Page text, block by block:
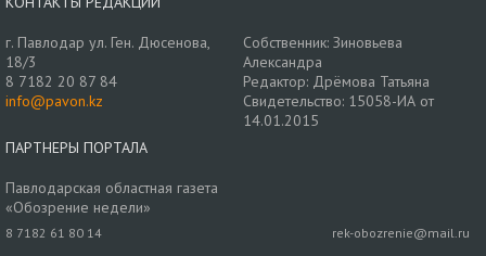
г. Павлодар ул. Ген. Дюсенова,
18/3
8 7182 20 87 84
info@pavon.kz
Собственник: Зиновьева
Александра
Редактор: Дрёмова Татьяна
Свидетельство: 15058-ИА от
14.01.2015
ПАРТНЕРЫ ПОРТАЛА
Павлодарская областная газета
«Обозрение недели»
8 7182 61 80 14 rek-obozrenie@mail.ru